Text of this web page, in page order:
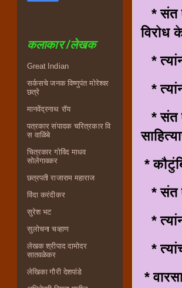
* संत
विरोध
*
*
* संत
*
* संत
*
*
*
कलाकार /लेखक
Great Indian
सर्कसचे जनक विष्णुपंत मोरेश्वर
छत्रे
मानवेंद्रनाथ रॉय
पत्रकार संपादक चरित्रकार वि
स वाळिंबे
चित्रकार गोविंद माधव
सोलेगावकर
छत्रपती राजाराम महाराज
विंदा करंदीकर
सुरेश भट
सुलोचना चव्हाण
लेखक श्रीपाद दामोदर
सातवळेकर
लेखिका गौरी देशपांडे